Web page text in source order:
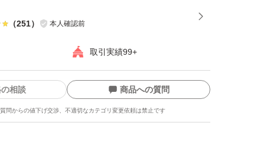
（251） 本人確認前
取引実績99+
相談 商品への質問
問からの値下げ交渉、不適切なカテゴリ変更依頼は禁止です